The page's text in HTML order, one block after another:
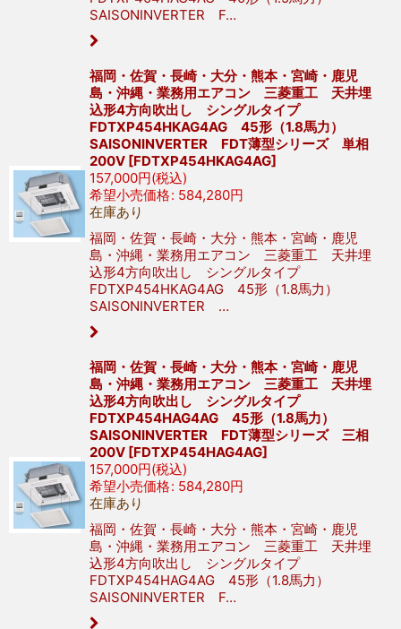
SAISONINVERTER F…
福岡・佐賀・長崎・大分・熊本・宮崎・鹿児
島・沖縄・業務用エアコン 三菱重工 天井埋
込形4方向吹出し シングルタイプ
FDTXP454HKAG4AG 45形（1.8馬力）
SAISONINVERTER FDT薄型シリーズ 単相
200V [FDTXP454HKAG4AG]
157,000円(税込)
希望小売価格: 584,280円
在庫あり
福岡・佐賀・長崎・大分・熊本・宮崎・鹿児
島・沖縄・業務用エアコン 三菱重工 天井埋
込形4方向吹出し シングルタイプ
FDTXP454HKAG4AG 45形（1.8馬力）
SAISONINVERTER …
福岡・佐賀・長崎・大分・熊本・宮崎・鹿児
島・沖縄・業務用エアコン 三菱重工 天井埋
込形4方向吹出し シングルタイプ
FDTXP454HAG4AG 45形（1.8馬力）
SAISONINVERTER FDT薄型シリーズ 三相
200V [FDTXP454HAG4AG]
157,000円(税込)
希望小売価格: 584,280円
在庫あり
福岡・佐賀・長崎・大分・熊本・宮崎・鹿児
島・沖縄・業務用エアコン 三菱重工 天井埋
込形4方向吹出し シングルタイプ
FDTXP454HAG4AG 45形（1.8馬力）
SAISONINVERTER F…